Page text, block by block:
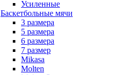
Усиленные
Баскетбольные мячи
3 размера
5 размера
6 размера
7 размер
Mikasa
Molten